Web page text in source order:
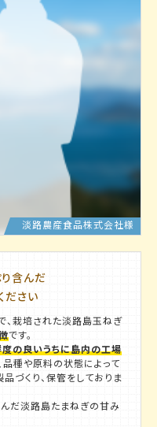
淡路農産食品株式会社様
含んだ
ださい
栽培された淡路島玉ねぎ
です。
の良いうちに島内の工場
品種や原料の状態によって
づくり、保管をしておりま
だ淡路島たまねぎの甘み